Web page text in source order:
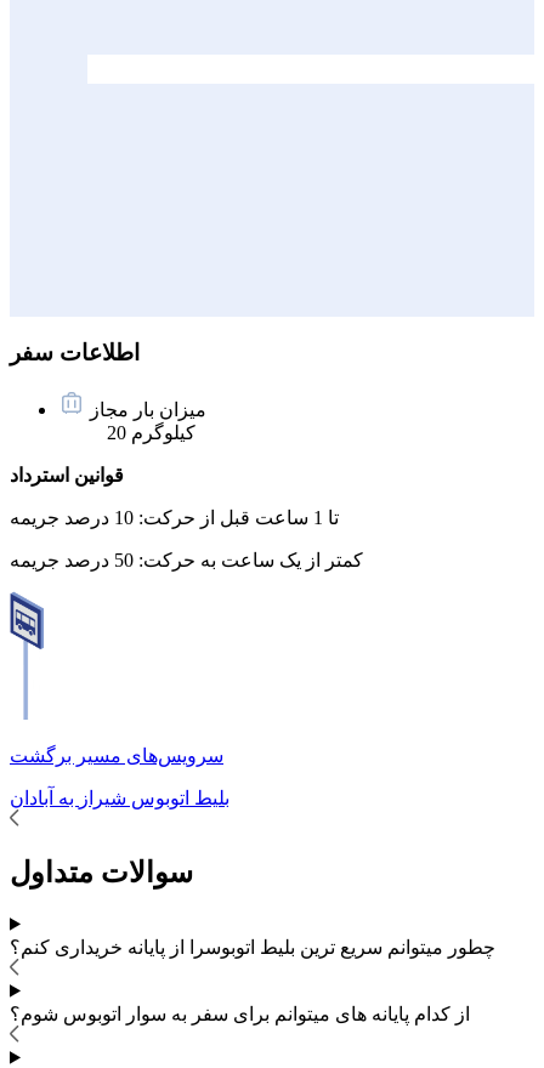
اطلاعات سفر
میزان بار مجاز
20 کیلوگرم
قوانین استرداد
تا 1 ساعت قبل از حرکت: 10 درصد جریمه
کمتر از یک ساعت به حرکت: 50 درصد جریمه
سرویس‌های مسیر برگشت
بلیط اتوبوس شیراز به آبادان
سوالات متداول
چطور میتوانم سریع ترین بلیط اتوبوسرا از پایانه خریداری کنم؟
از کدام پایانه های میتوانم برای سفر به سوار اتوبوس شوم؟